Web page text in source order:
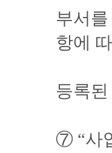
부서
항에
등록
⑦ “사